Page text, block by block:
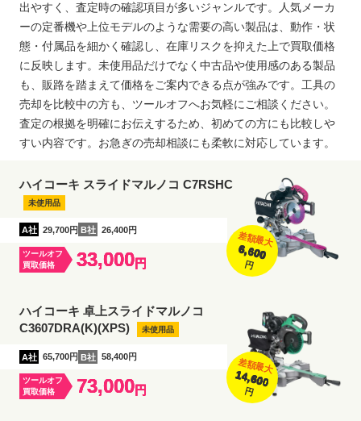
出やすく、査定時の確認項目が多いジャンルです。人気メーカ
ーの定番機や上位モデルのような需要の高い製品は、動作・状
態・付属品を細かく確認し、在庫リスクを抑えた上で買取価格
に反映します。未使用品だけでなく中古品や使用感のある製品
も、販路を踏まえて価格をご案内できる点が強みです。工具の
売却を比較中の方も、ツールオフへお気軽にご相談ください。
査定の根拠を明確にお伝えするため、初めての方にも比較しや
すい内容です。お急ぎの売却相談にも柔軟に対応しています。
ハイコーキ スライドマルノコ C7RSHC
未使用品
A社 29,700円 B社 26,400円
ツールオフ
買取価格
33,000円
差額最大
6,600
円
ハイコーキ 卓上スライドマルノコ
C3607DRA(K)(XPS)
未使用品
A社 65,700円 B社 58,400円
ツールオフ
買取価格
73,000円
差額最大
14,600
円